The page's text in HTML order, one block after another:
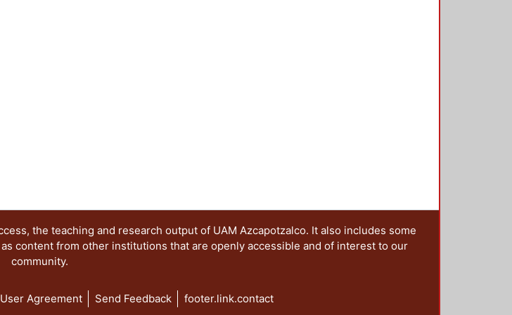
the teaching and research output of UAM Azcapotzalco. It also includes some
content from other institutions that are openly accessible and of interest to our
community.
Agreement Send Feedback footer.link.contact